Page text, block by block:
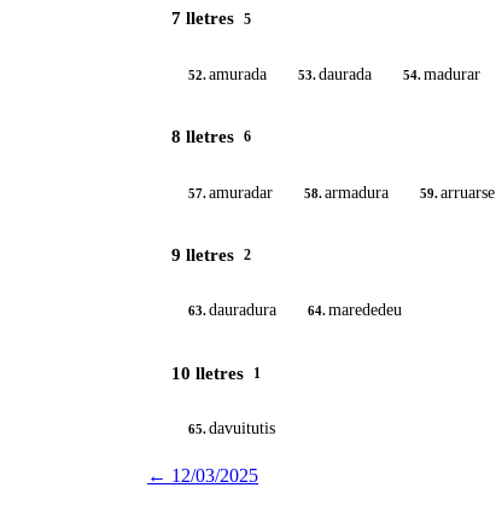
7 lletres 5
52.amurada 53.daurada 54.madurar
8 lletres 6
57.amuradar 58.armadura 59.arruarse
9 lletres 2
63.dauradura 64.marededeu
10 lletres 1
65.davuitutis
← 12/03/2025